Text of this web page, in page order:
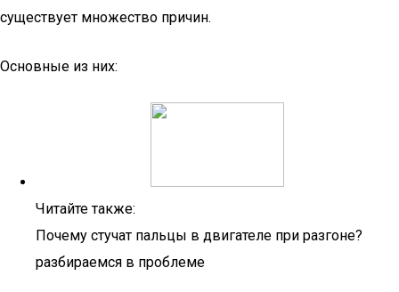
существует множество причин.
Основные из них:
Читайте также:
Почему стучат пальцы в двигателе при разгоне?
разбираемся в проблеме